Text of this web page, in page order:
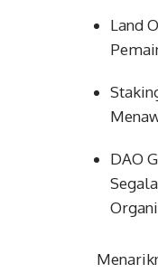
Land
DAO